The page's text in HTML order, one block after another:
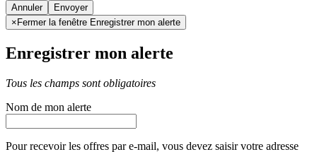
Annuler
× Fermer la fenêtre Enregistrer mon alerte
Enregistrer mon alerte
Tous les champs sont obligatoires
Nom de mon alerte
Pour recevoir les offres par e-mail, vous devez saisir votre adresse